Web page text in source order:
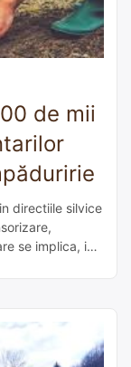
de mii
directiile silvice
se implica, in